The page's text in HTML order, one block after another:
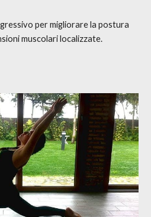
per migliorare la postura
muscolari localizzate.